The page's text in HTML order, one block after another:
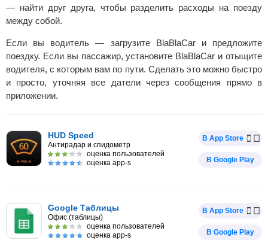
— найти друг друга, чтобы разделить расходы на поезду
между собой.
Если вы водитель — загрузите BlaBlaCar и предложите
поездку. Если вы пассажир, установите BlaBlaCar и отыщите
водителя, с которым вам по пути. Сделать это можно быстро
и просто, уточняя все датели через сообщения прямо в
приложении.
HUD Speed
Антирадар и спидометр
оценка пользователей
оценка app-s
В App Store
В Google Play
Google Таблицы
Офис (таблицы)
оценка пользователей
оценка app-s
В App Store
В Google Play